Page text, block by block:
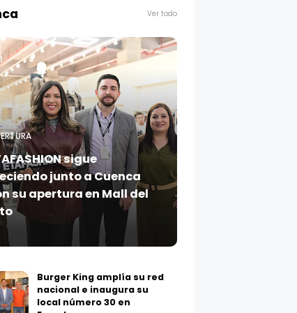
sigue
junto a Cuenca
su apertura en Mall del
nacional e inaugura su
local número 30 en
Ecuador